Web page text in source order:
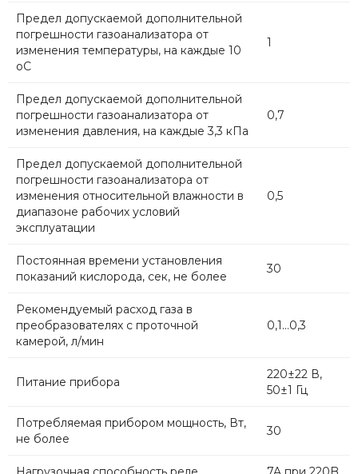
Предел допускаемой дополнительной
погрешности газоанализатора от
изменения температуры, на каждые 10
оС
1
Предел допускаемой дополнительной
погрешности газоанализатора от
изменения давления, на каждые 3,3 кПа
0,7
Предел допускаемой дополнительной
погрешности газоанализатора от
изменения относительной влажности в
диапазоне рабочих условий
эксплуатации
0,5
Постоянная времени установления
показаний кислорода, сек, не более
30
Рекомендуемый расход газа в
преобразователях с проточной
камерой, л/мин
0,1...0,3
Питание прибора
220±22 В,
50±1 Гц
Потребляемая прибором мощность, Вт,
не более
30